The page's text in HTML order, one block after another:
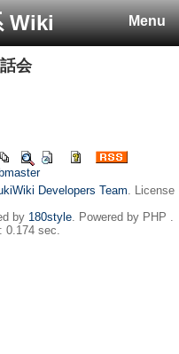
Menu
Wiki
会
Developers Team. License
by 180style. Powered by PHP .
0.174 sec.